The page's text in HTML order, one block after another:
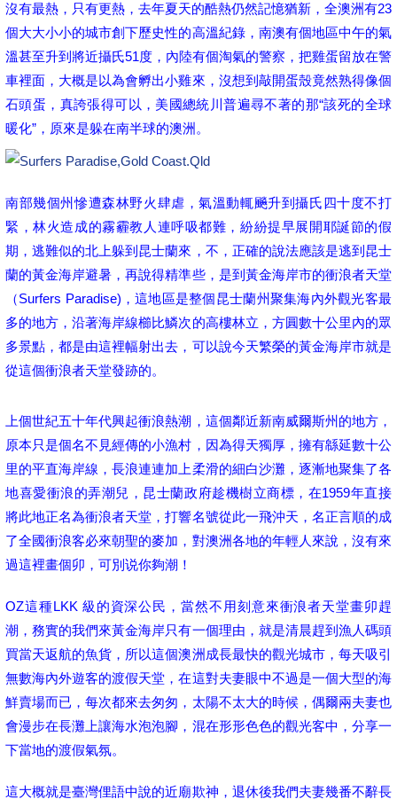
沒有最熱，只有更熱，去年夏天的酷熱仍然記憶猶新，全澳洲有23
個大大小小的城市創下歷史性的高溫紀錄，南澳有個地區中午的氣
溫甚至升到將近攝氏51度，內陸有個淘氣的警察，把雞蛋留放在警
車裡面，大概是以為會孵出小雞來，沒想到敲開蛋殼竟然熟得像個
石頭蛋，真誇張得可以，美國總統川普遍尋不著的那“該死的全球
暖化”，原來是躲在南半球的澳洲。
南部幾個州慘遭森林野火肆虐，氣溫動輒飈升到攝氏四十度不打
緊，林火造成的霧霾教人連呼吸都難，紛紛提早展開耶誕節的假
期，逃難似的北上躲到昆士蘭來，不，正確的說法應該是逃到昆士
蘭的黃金海岸避暑，再說得精準些，是到黃金海岸市的衝浪者天堂
（Surfers Paradise)，這地區是整個昆士蘭州聚集海內外觀光客最
多的地方，沿著海岸線櫛比鱗次的高樓林立，方圓數十公里內的眾
多景點，都是由這裡幅射出去，可以說今天繁榮的黃金海岸市就是
從這個衝浪者天堂發跡的。
上個世紀五十年代興起衝浪熱潮，這個鄰近新南威爾斯州的地方，
原本只是個名不見經傳的小漁村，因為得天獨厚，擁有緜延數十公
里的平直海岸線，長浪連連加上柔滑的細白沙灘，逐漸地聚集了各
地喜愛衝浪的弄潮兒，昆士蘭政府趁機樹立商標，在1959年直接
將此地正名為衝浪者天堂，打響名號從此一飛沖天，名正言順的成
了全國衝浪客必來朝聖的麥加，對澳洲各地的年輕人來說，沒有來
過這裡畫個卯，可別说你夠潮！
OZ這種LKK 級的資深公民，當然不用刻意來衝浪者天堂畫卯趕
潮，務實的我們來黃金海岸只有一個理由，就是清晨趕到漁人碼頭
買當天返航的魚貨，所以這個澳洲成長最快的觀光城市，每天吸引
無數海內外遊客的渡假天堂，在這對夫妻眼中不過是一個大型的海
鮮賣場而已，每次都來去匆匆，太陽不太大的時候，偶爾兩夫妻也
會漫步在長灘上讓海水泡泡腳，混在形形色色的觀光客中，分享一
下當地的渡假氣氛。
這大概就是臺灣俚語中說的近廟欺神，退休後我們夫妻幾番不辭長